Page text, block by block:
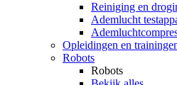
Reiniging en
Ademlucht
Opleidingen en
Robots
Robots